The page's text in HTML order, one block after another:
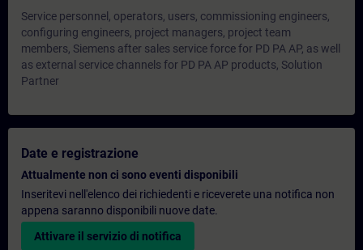
Service personnel, operators, users, commissioning engineers,
configuring engineers, project managers, project team
members, Siemens after sales service force for PD PA AP, as well
as external service channels for PD PA AP products, Solution
Partner
Date e registrazione
Attualmente non ci sono eventi disponibili
Inseritevi nell'elenco dei richiedenti e riceverete una notifica non
appena saranno disponibili nuove date.
Attivare il servizio di notifica